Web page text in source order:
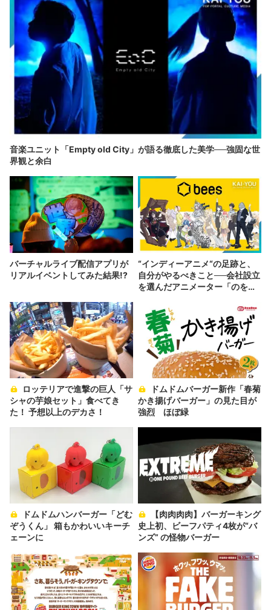
音楽ユニット「Empty old City」が語る徹底した美学──強固な世
界観と余白
バーチャルライブ配信アプリが
リアルイベントしてみた結果!?
“インディーアニメ“の足跡と、
自分がやるべきこと──会社設立
を選んだアニメーター「のを
シャの芋娘セット」食べてき
た！ 予想以上のデカさ！
かき揚げバーガー」の見た目が
強烈 ほぼ緑
ぞうくん」 箱もかわいいキーチ
ェーンに
史上初、ビーフパティ4枚が“バ
ンズ” の怪物バーガー